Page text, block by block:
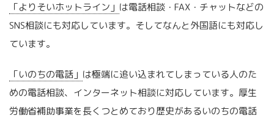
「よりそいホットライン」 は電話相談・FAX・チャットなどの
SNS相談にも対応しています。そしてなんと外国語にも対応し
ています。
「いのちの電話」 は極端に追い込まれてしまっている人のた
めの電話相談、インターネット相談に対応しています。厚生
労働省補助事業を長くつとめており歴史があるいのちの電話